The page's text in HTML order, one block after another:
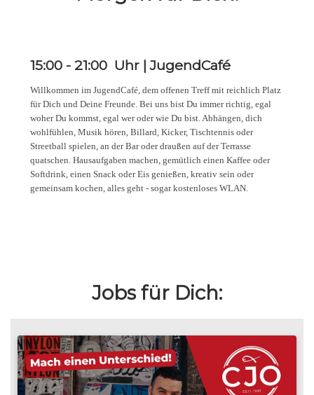
15:00 - 21:00 Uhr |JugendCafé
Willkommen im JugendCafé, dem offenen Treff mit reichlich Platz
für Dich und Deine Freunde. Bei uns bist Du immer richtig, egal
woher Du kommst, egal wer oder wie Du bist. Abhängen, dich
wohlfühlen, Musik hören, Billard, Kicker, Tischtennis oder
Streetball spielen, an der Bar oder draußen auf der Terrasse
quatschen. Hausaufgaben machen, gemütlich einen Kaffee oder
Softdrink, einen Snack oder Eis genießen, kreativ sein oder
gemeinsam kochen, alles geht - sogar kostenloses WLAN.
Jobs für Dich: